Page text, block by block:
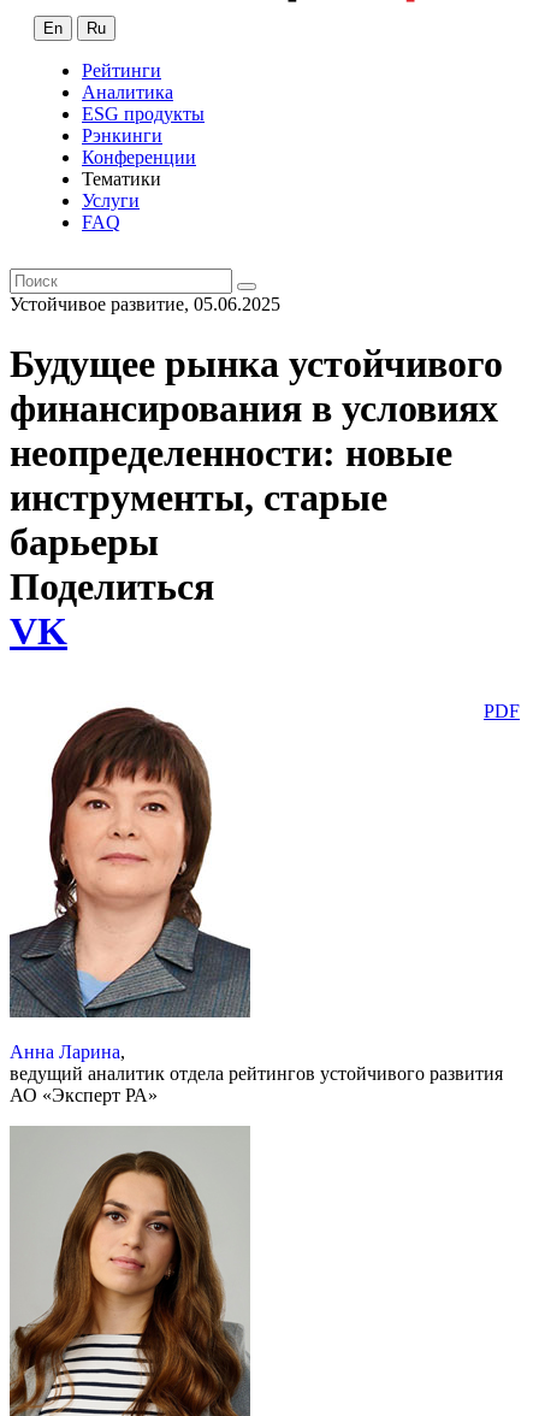
En Ru
Рейтинги
Аналитика
ESG продукты
Рэнкинги
Конференции
Тематики
Услуги
FAQ
Устойчивое развитие, 05.06.2025
Будущее рынка устойчивого
финансирования в условиях
неопределенности: новые
инструменты, старые
барьеры
Поделиться
VK
PDF
Анна Ларина,
ведущий аналитик отдела рейтингов устойчивого развития
АО «Эксперт РА»